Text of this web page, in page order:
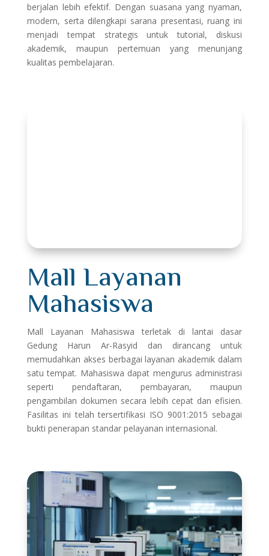
berjalan lebih efektif. Dengan suasana yang nyaman,
modern, serta dilengkapi sarana presentasi, ruang ini
menjadi tempat strategis untuk tutorial, diskusi
akademik, maupun pertemuan yang menunjang
kualitas pembelajaran.
Mall Layanan
Mahasiswa
Mall Layanan Mahasiswa terletak di lantai dasar
Gedung Harun Ar-Rasyid dan dirancang untuk
memudahkan akses berbagai layanan akademik dalam
satu tempat. Mahasiswa dapat mengurus administrasi
seperti pendaftaran, pembayaran, maupun
pengambilan dokumen secara lebih cepat dan efisien.
Fasilitas ini telah tersertifikasi ISO 9001:2015 sebagai
bukti penerapan standar pelayanan internasional.